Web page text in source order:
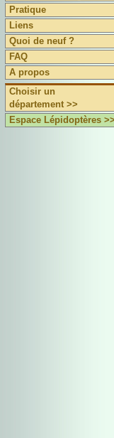
Pratique
Liens
Quoi de neuf ?
FAQ
A propos
Choisir un
département >>
Espace Lépidoptères >>